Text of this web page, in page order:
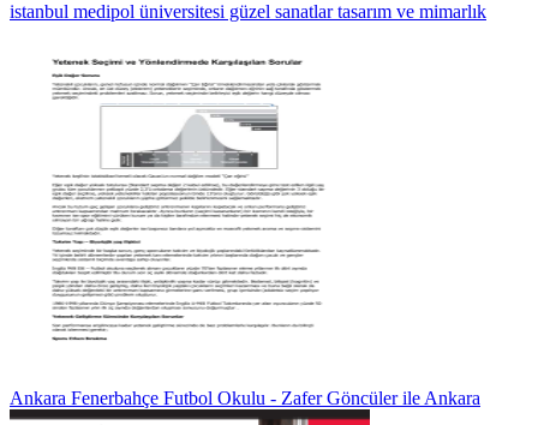
istanbul medipol üniversitesi güzel sanatlar tasarım ve mimarlık
Ankara Fenerbahçe Futbol Okulu - Zafer Göncüler ile Ankara